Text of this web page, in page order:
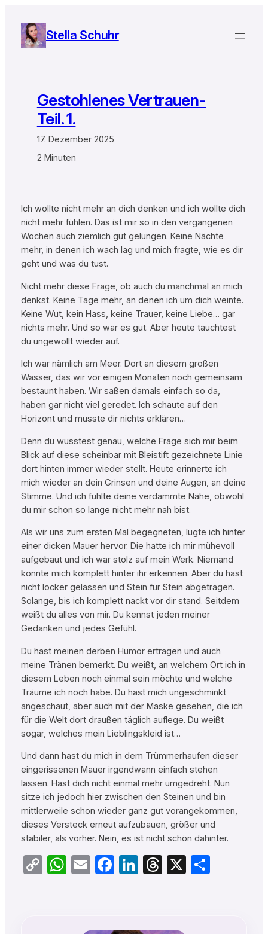
Inhalt
springen
Stella Schuhr
Gestohlenes Vertrauen-
Teil. 1.
17. Dezember 2025
2 Minuten
Ich wollte nicht mehr an dich denken und ich wollte dich
nicht mehr fühlen. Das ist mir so in den vergangenen
Wochen auch ziemlich gut gelungen. Keine Nächte
mehr, in denen ich wach lag und mich fragte, wie es dir
geht und was du tust.
Nicht mehr diese Frage, ob auch du manchmal an mich
denkst. Keine Tage mehr, an denen ich um dich weinte.
Keine Wut, kein Hass, keine Trauer, keine Liebe… gar
nichts mehr. Und so war es gut. Aber heute tauchtest
du ungewollt wieder auf.
Ich war nämlich am Meer. Dort an diesem großen
Wasser, das wir vor einigen Monaten noch gemeinsam
bestaunt haben. Wir saßen damals einfach so da,
haben gar nicht viel geredet. Ich schaute auf den
Horizont und musste dir nichts erklären…
Denn du wusstest genau, welche Frage sich mir beim
Blick auf diese scheinbar mit Bleistift gezeichnete Linie
dort hinten immer wieder stellt. Heute erinnerte ich
mich wieder an dein Grinsen und deine Augen, an deine
Stimme. Und ich fühlte deine verdammte Nähe, obwohl
du mir schon so lange nicht mehr nah bist.
Als wir uns zum ersten Mal begegneten, lugte ich hinter
einer dicken Mauer hervor. Die hatte ich mir mühevoll
aufgebaut und ich war stolz auf mein Werk. Niemand
konnte mich komplett hinter ihr erkennen. Aber du hast
nicht locker gelassen und Stein für Stein abgetragen.
Solange, bis ich komplett nackt vor dir stand. Seitdem
weißt du alles von mir. Du kennst jeden meiner
Gedanken und jedes Gefühl.
Du hast meinen derben Humor ertragen und auch
meine Tränen bemerkt. Du weißt, an welchem Ort ich in
diesem Leben noch einmal sein möchte und welche
Träume ich noch habe. Du hast mich ungeschminkt
angeschaut, aber auch mit der Maske gesehen, die ich
für die Welt dort draußen täglich auflege. Du weißt
sogar, welches mein Lieblingskleid ist…
Und dann hast du mich in dem Trümmerhaufen dieser
eingerissenen Mauer irgendwann einfach stehen
lassen. Hast dich nicht einmal mehr umgedreht. Nun
sitze ich jedoch hier zwischen den Steinen und bin
mittlerweile schon wieder ganz gut vorangekommen,
dieses Versteck erneut aufzubauen, größer und
stabiler, als vorher. Nein, es ist nicht schön dahinter.
CopyWhatsApp
EmailFacebook
LinkedIn
Threads
X Teilen